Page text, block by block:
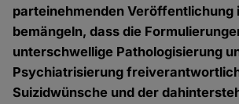
parteinehmenden Veröffentlichung
bemängeln, dass die
unterschwellige Pathologisierung
Psychiatrisierung
Suizidwünsche und der